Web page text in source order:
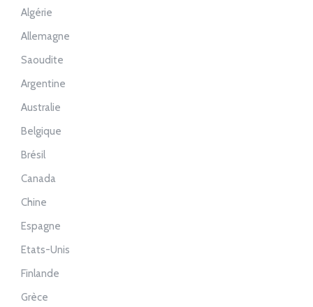
Algérie
Allemagne
Saoudite
Argentine
Australie
Belgique
Brésil
Canada
Chine
Espagne
Etats-Unis
Finlande
Grèce